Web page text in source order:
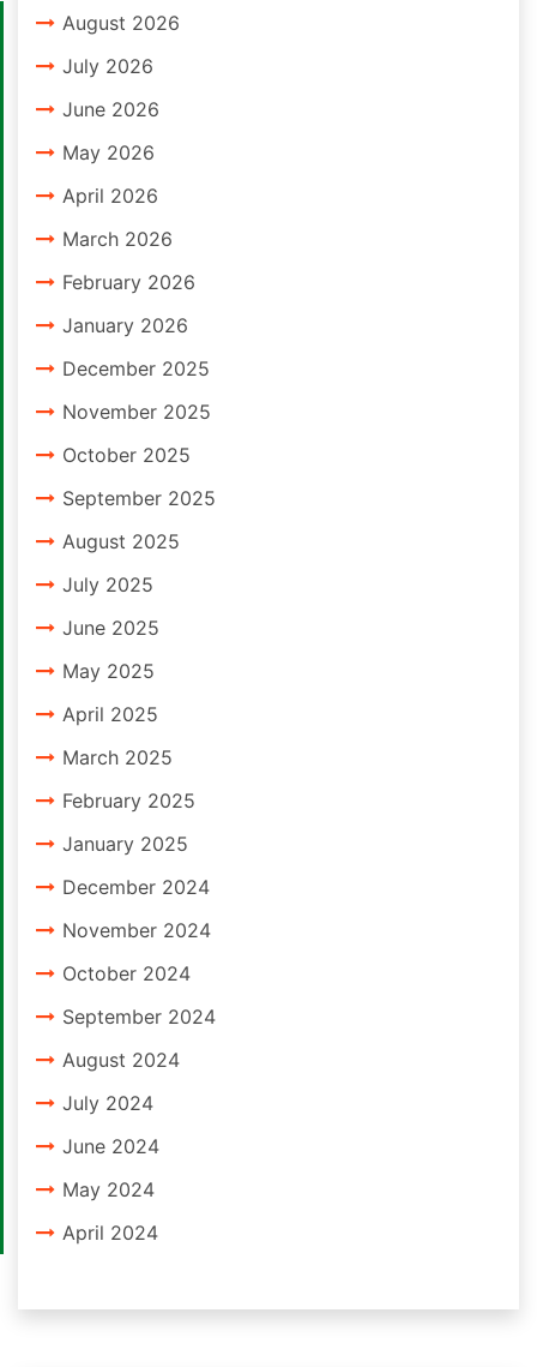
August 2026
July 2026
June 2026
May 2026
April 2026
March 2026
February 2026
January 2026
December 2025
November 2025
October 2025
September 2025
August 2025
July 2025
June 2025
May 2025
April 2025
March 2025
February 2025
January 2025
December 2024
November 2024
October 2024
September 2024
August 2024
July 2024
June 2024
May 2024
April 2024